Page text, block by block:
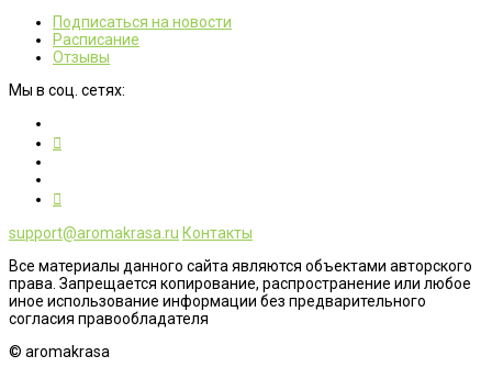
Подписаться на новости
Расписание
Отзывы
Мы в соц. сетях:
support@aromakrasa.ru Контакты
Все материалы данного сайта являются объектами авторского
права. Запрещается копирование, распространение или любое
иное использование информации без предварительного
согласия правообладателя
© aromakrasa